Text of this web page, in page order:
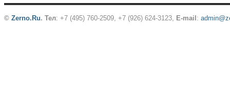
© Zerno.Ru. Тел: +7 (495) 760-2509, +7 (926) 624-3123, E-mail :